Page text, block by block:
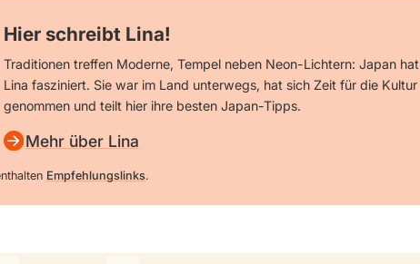
Hier schreibt Lina!
Traditionen treffen Moderne, Tempel neben Neon-Lichtern: Japan hat
Lina fasziniert. Sie war im Land unterwegs, hat sich Zeit für die Kultur
genommen und teilt hier ihre besten Japan-Tipps.
Mehr über Lina
Empfehlungslinks.